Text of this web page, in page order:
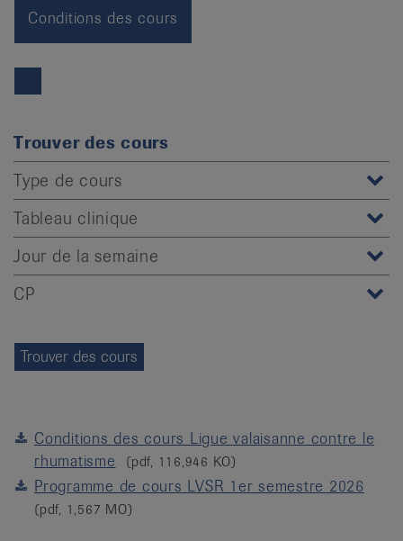
Conditions des cours
Trouver des cours
Type de cours
Tableau clinique
Jour de la semaine
CP
Conditions des cours Ligue valaisanne contre le
rhumatisme
(pdf, 116,946 KO)
Programme de cours LVSR 1er semestre 2026
(pdf, 1,567 MO)